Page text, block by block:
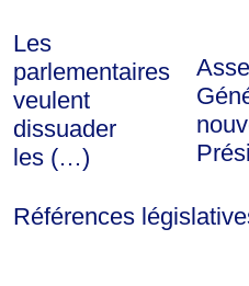
Les
parlementaires
veulent
dissuader
les (…)
Références